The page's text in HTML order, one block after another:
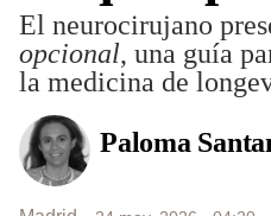
El neurocirujano
opcional, una guía
la medicina de
Paloma